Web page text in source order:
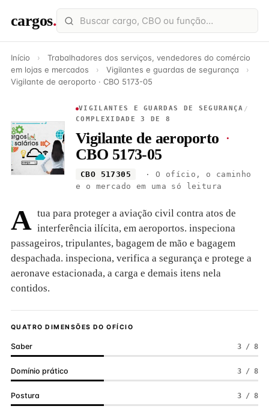
cargos.
Início ›
Trabalhadores dos serviços, vendedores do comércio
em lojas e mercados
› Vigilantes e guardas de segurança
›
Vigilante de aeroporto · CBO 5173-05
VIGILANTES E GUARDAS DE SEGURANÇA /
COMPLEXIDADE 3 DE 8
Vigilante de aeroporto ·
CBO 5173-05
CBO 517305
· O ofício, o caminho
e o mercado em uma só leitura
A tua para proteger a aviação civil contra atos de
interferência ilícita, em aeroportos. inspeciona
passageiros, tripulantes, bagagem de mão e bagagem
despachada. inspeciona, verifica a segurança e protege a
aeronave estacionada, a carga e demais itens nela
contidos.
QUATRO DIMENSÕES DO OFÍCIO
Saber 3 / 8
Domínio prático 3 / 8
Postura 3 / 8